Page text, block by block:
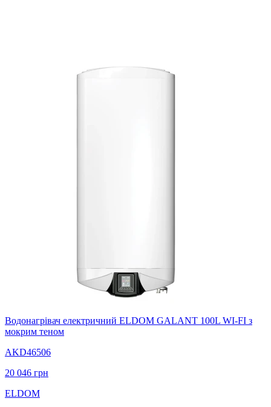
Водонагрівач електричний ELDOM GALANT 100L WI-FI з
мокрим теном
AKD46506
20 046 грн
ELDOM